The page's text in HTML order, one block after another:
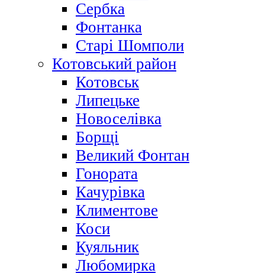
Сербка
Фонтанка
Старі Шомполи
Котовський район
Котовськ
Липецьке
Новоселівка
Борщі
Великий Фонтан
Гонората
Качурівка
Климентове
Коси
Куяльник
Любомирка